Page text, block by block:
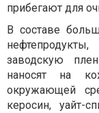
прибегают для
В составе
заводскую
наносят на
окружающей
керосин, уайт-